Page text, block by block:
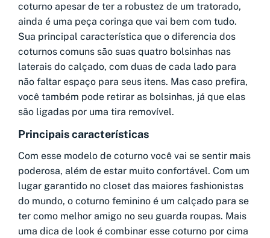
coturno apesar de ter a robustez de um tratorado,
ainda é uma peça coringa que vai bem com tudo.
Sua principal característica que o diferencia dos
coturnos comuns são suas quatro bolsinhas nas
laterais do calçado, com duas de cada lado para
não faltar espaço para seus itens. Mas caso prefira,
você também pode retirar as bolsinhas, já que elas
são ligadas por uma tira removível.
Principais características
Com esse modelo de coturno você vai se sentir mais
poderosa, além de estar muito confortável. Com um
lugar garantido no closet das maiores fashionistas
do mundo, o coturno feminino é um calçado para se
ter como melhor amigo no seu guarda roupas. Mais
uma dica de look é combinar esse coturno por cima